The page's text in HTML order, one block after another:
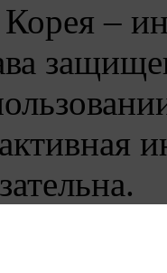
–